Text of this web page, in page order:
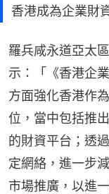
香港成為企業財
羅兵咸永道亞太
示：「《香港企
方面強化香港作
位，當中包括推
的財資平台；透
定網絡，進一步
市場推廣，以進